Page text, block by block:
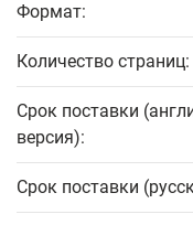
Формат:
Количество страниц:
Срок поставки
версия):
Срок поставки